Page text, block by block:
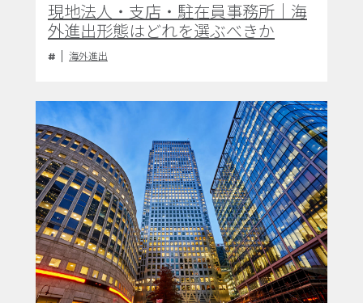
現地法人・支店・駐在員事務所｜海
外進出形態はどれを選ぶべきか
海外進出